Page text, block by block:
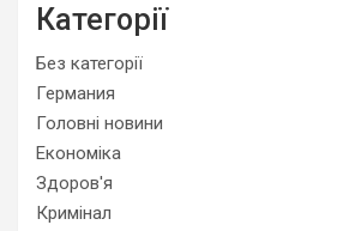
Категорії
Без категорії
Германия
Головні новини
Економіка
Здоров'я
Кримінал